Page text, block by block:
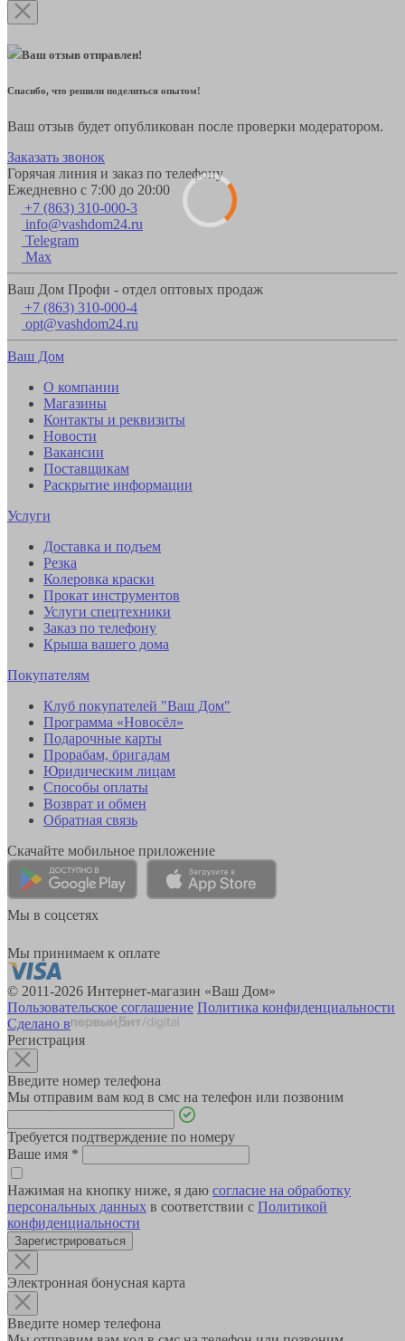
Ваш отзыв отправлен!
Спасибо, что решили поделиться опытом!
Ваш отзыв будет опубликован после проверки модератором.
Заказать звонок
Горячая линия и заказ по телефону
Ежедневно с 7:00 до 20:00
+7 (863) 310-000-3
info@vashdom24.ru
Telegram
Max
Ваш Дом Профи - отдел оптовых продаж
+7 (863) 310-000-4
opt@vashdom24.ru
Ваш Дом
О компании
Магазины
Контакты и реквизиты
Новости
Вакансии
Поставщикам
Раскрытие информации
Услуги
Доставка и подъем
Резка
Колеровка краски
Прокат инструментов
Услуги спецтехники
Заказ по телефону
Крыша вашего дома
Покупателям
Клуб покупателей "Ваш Дом"
Программа «Новосёл»
Подарочные карты
Прорабам, бригадам
Юридическим лицам
Способы оплаты
Возврат и обмен
Обратная связь
Скачайте мобильное приложение
Мы в соцсетях
Мы принимаем к оплате
© 2011-2026 Интернет-магазин «Ваш Дом»
Пользовательское соглашение Политика конфиденциальности
Сделано в
Регистрация
Введите номер телефона
Мы отправим вам код в смс на телефон или позвоним
Требуется подтверждение по номеру
Ваше имя *
Нажимая на кнопку ниже, я даю согласие на обработку
персональных данных в соответствии с Политикой
конфиденциальности
Зарегистрироваться
Электронная бонусная карта
Введите номер телефона